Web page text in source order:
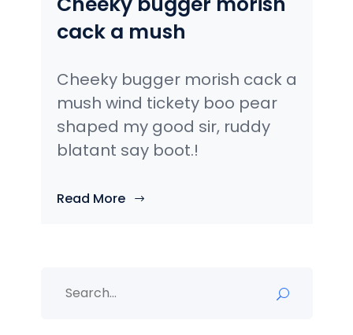
cack a mush
Cheeky bugger morish cack a
mush wind tickety boo pear
shaped my good sir, ruddy
blatant say boot.!
Read More